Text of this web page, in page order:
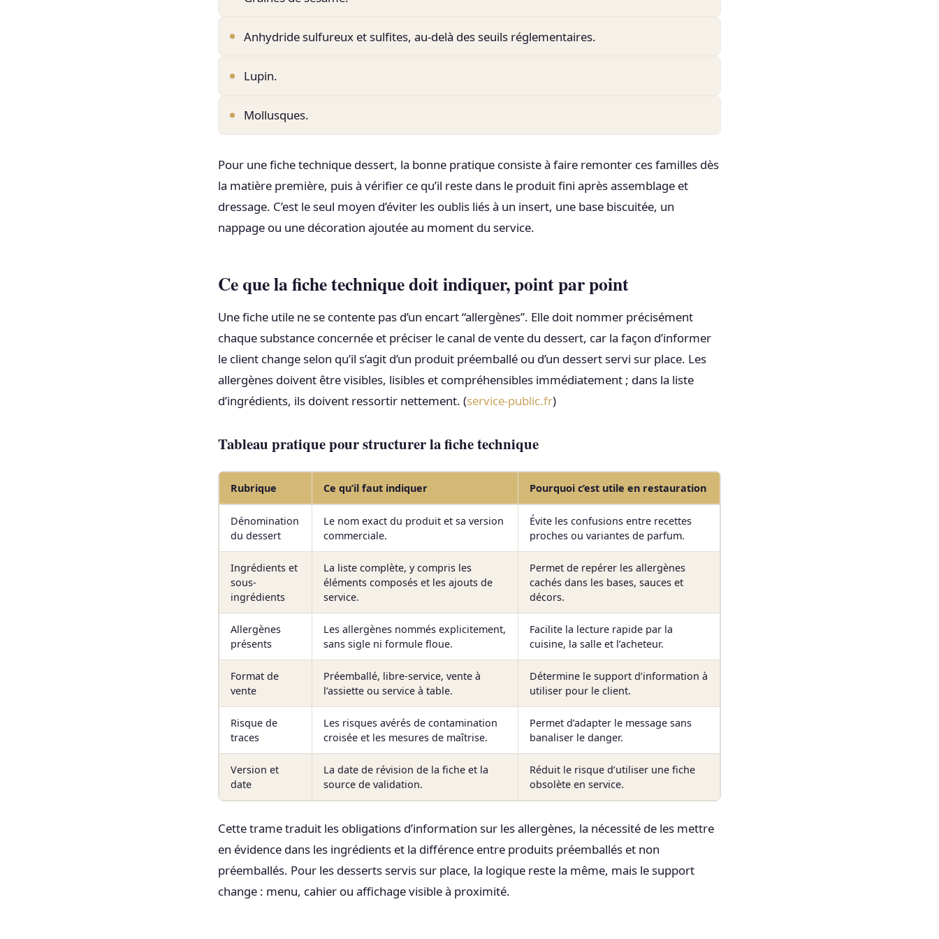
Anhydride sulfureux et sulfites, au-delà des seuils réglementaires.
Lupin.
Mollusques.
Pour une fiche technique dessert, la bonne pratique consiste à faire remonter ces familles dès
la matière première, puis à vérifier ce qu’il reste dans le produit fini après assemblage et
dressage. C’est le seul moyen d’éviter les oublis liés à un insert, une base biscuitée, un
nappage ou une décoration ajoutée au moment du service.
Ce que la fiche technique doit indiquer, point par point
Une fiche utile ne se contente pas d’un encart “allergènes”. Elle doit nommer précisément
chaque substance concernée et préciser le canal de vente du dessert, car la façon d’informer
le client change selon qu’il s’agit d’un produit préemballé ou d’un dessert servi sur place. Les
allergènes doivent être visibles, lisibles et compréhensibles immédiatement ; dans la liste
d’ingrédients, ils doivent ressortir nettement. (service-public.fr)
Tableau pratique pour structurer la fiche technique
Rubrique Ce qu’il faut indiquer Pourquoi c’est utile en restauration
Dénomination
du dessert
Le nom exact du produit et sa version
commerciale.
Évite les confusions entre recettes
proches ou variantes de parfum.
Ingrédients et
sous-
ingrédients
La liste complète, y compris les
éléments composés et les ajouts de
service.
Permet de repérer les allergènes
cachés dans les bases, sauces et
décors.
Allergènes
présents
Les allergènes nommés explicitement,
sans sigle ni formule floue.
Facilite la lecture rapide par la
cuisine, la salle et l’acheteur.
Format de
vente
Préemballé, libre-service, vente à
l’assiette ou service à table.
Détermine le support d’information à
utiliser pour le client.
Risque de
traces
Les risques avérés de contamination
croisée et les mesures de maîtrise.
Permet d’adapter le message sans
banaliser le danger.
Version et
date
La date de révision de la fiche et la
source de validation.
Réduit le risque d’utiliser une fiche
obsolète en service.
Cette trame traduit les obligations d’information sur les allergènes, la nécessité de les mettre
en évidence dans les ingrédients et la différence entre produits préemballés et non
préemballés. Pour les desserts servis sur place, la logique reste la même, mais le support
change : menu, cahier ou affichage visible à proximité.